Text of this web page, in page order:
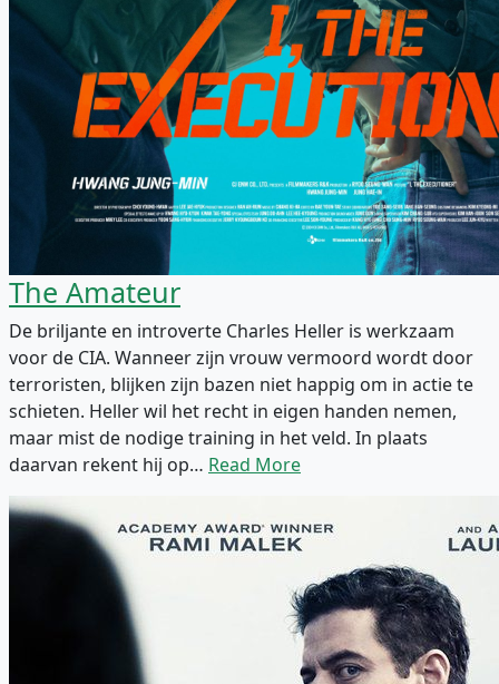
The Amateur
De briljante en introverte Charles Heller is werkzaam
voor de CIA. Wanneer zijn vrouw vermoord wordt door
terroristen, blijken zijn bazen niet happig om in actie te
schieten. Heller wil het recht in eigen handen nemen,
maar mist de nodige training in het veld. In plaats
daarvan rekent hij op… Read More